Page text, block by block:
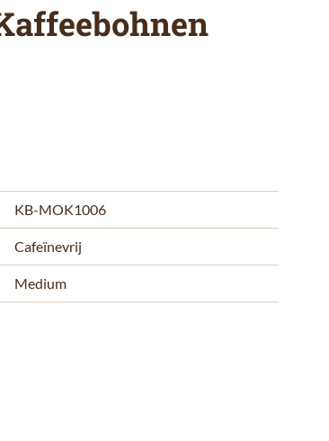
KB-MOK1006
Cafeïnevrij
Medium